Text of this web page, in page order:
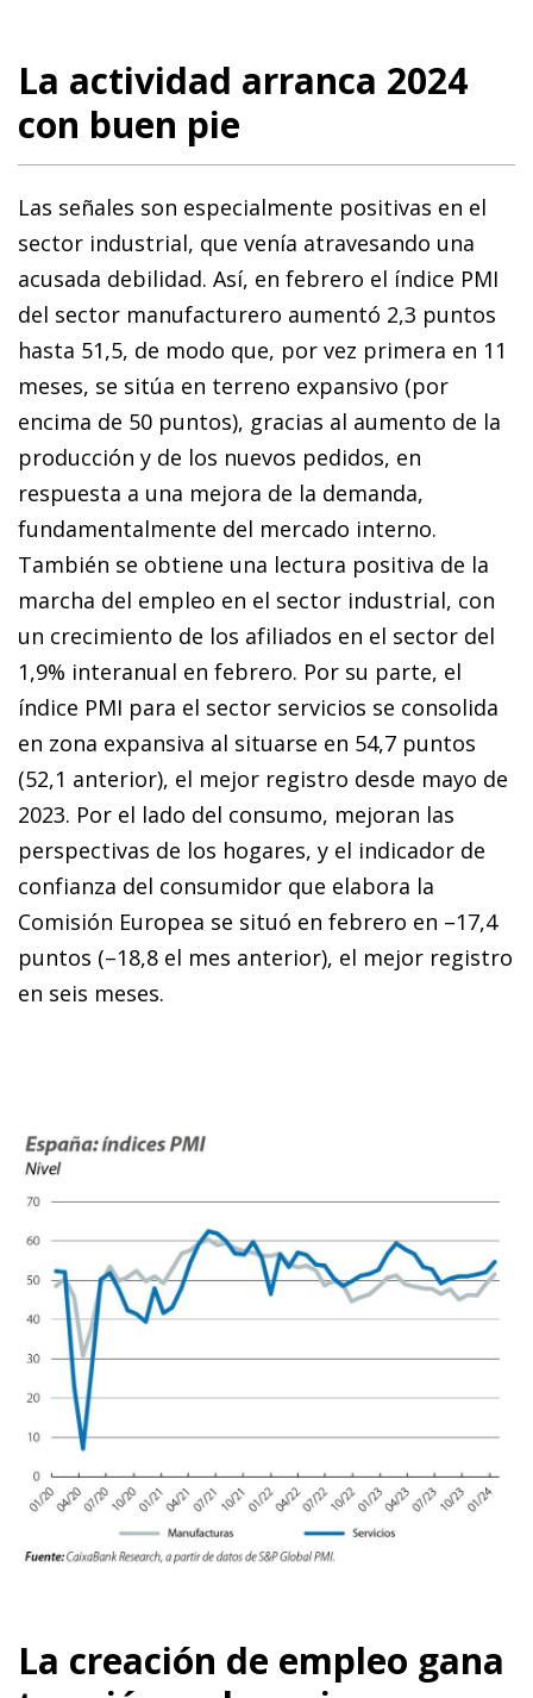
La actividad arranca 2024
con buen pie
Las señales son especialmente positivas en el
sector industrial, que venía atravesando una
acusada debilidad. Así, en febrero el índice PMI
del sector manufacturero aumentó 2,3 puntos
hasta 51,5, de modo que, por vez primera en 11
meses, se sitúa en terreno expansivo (por
encima de 50 puntos), gracias al aumento de la
producción y de los nuevos pedidos, en
respuesta a una mejora de la demanda,
fundamentalmente del mercado interno.
También se obtiene una lectura positiva de la
marcha del empleo en el sector industrial, con
un crecimiento de los afiliados en el sector del
1,9% interanual en febrero. Por su parte, el
índice PMI para el sector servicios se consolida
en zona expansiva al situarse en 54,7 puntos
(52,1 anterior), el mejor registro desde mayo de
2023. Por el lado del consumo, mejoran las
perspectivas de los hogares, y el indicador de
confianza del consumidor que elabora la
Comisión Europea se situó en febrero en –17,4
puntos (–18,8 el mes anterior), el mejor registro
en seis meses.
La creación de empleo gana